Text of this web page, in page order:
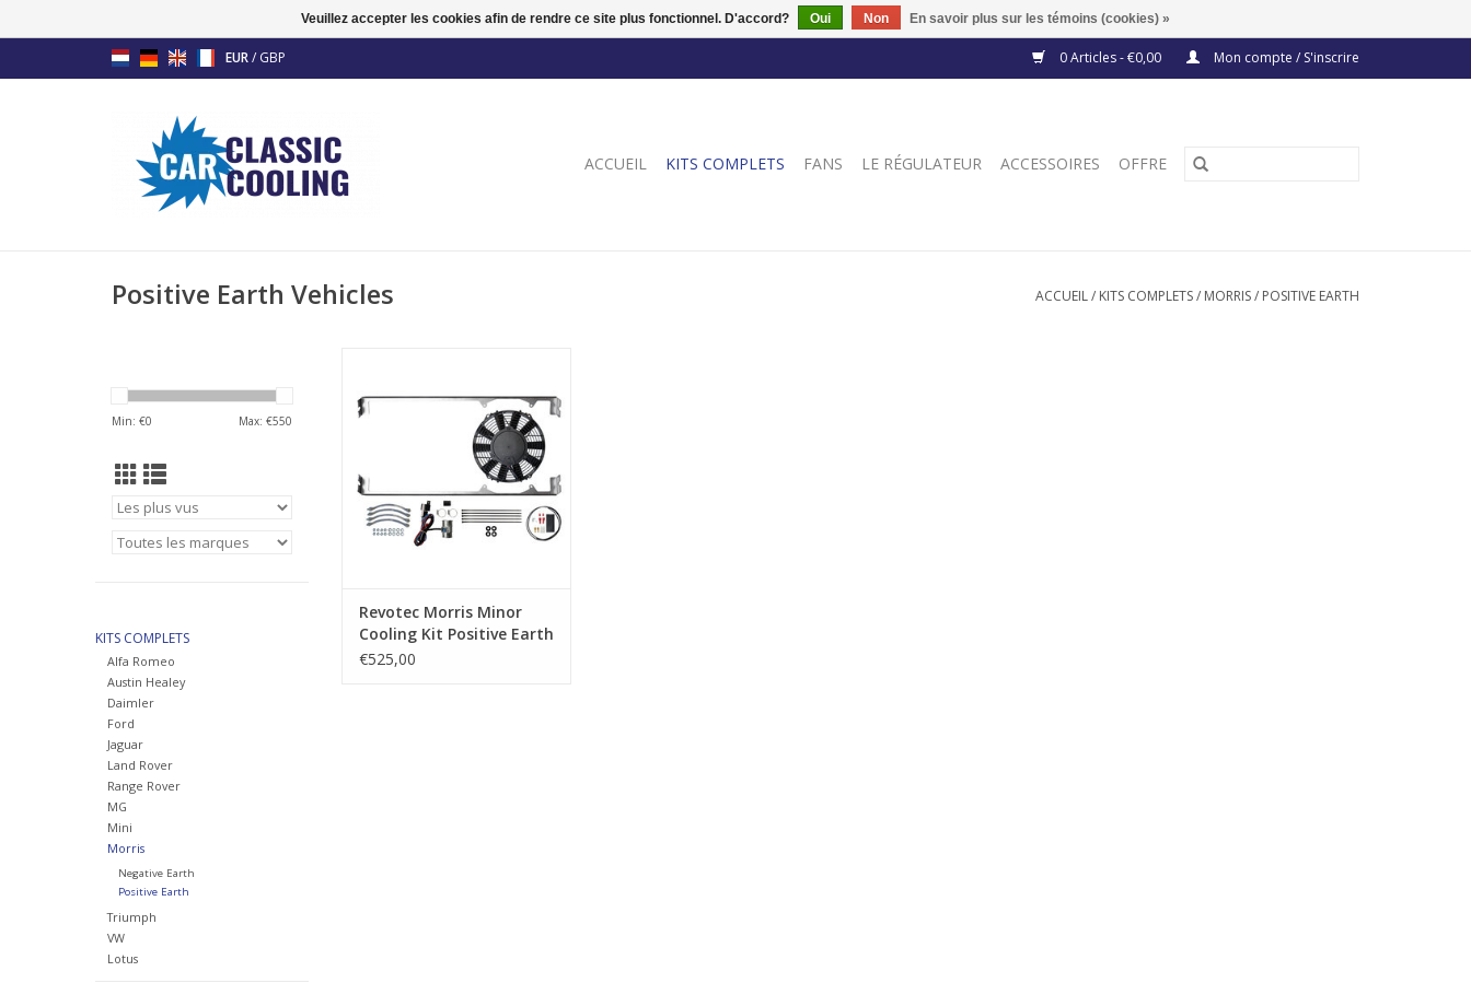
EUR/ GBP 0 Articles - €0,00 Mon compte / S'inscrire
ACCUEIL KITS COMPLETS FANS LE RÉGULATEUR ACCESSOIRES OFFRE
Positive Earth Vehicles ACCUEIL/ KITS COMPLETS/ MORRIS/ POSITIVE EARTH
Min: €0 Max: €550
KITS COMPLETS
Alfa Romeo
Austin Healey
Daimler
Ford
Jaguar
Land Rover
Range Rover
MG
Mini
Morris
Negative Earth
Positive Earth
Triumph
VW
Lotus
spécialement pour votre Morris
Minor !
AJOUTER AU PANIER
Revotec Morris Minor
Cooling Kit Positive Earth
€525,00
Veuillez accepter les cookies afin de rendre ce site plus fonctionnel. D'accord? Oui Non En savoir plus sur les témoins (cookies) »